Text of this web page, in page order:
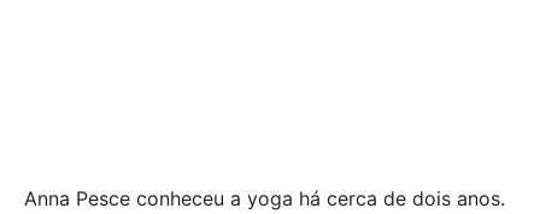
Anna Pesce conheceu a yoga há cerca de dois anos.